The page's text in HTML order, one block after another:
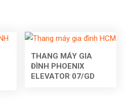
THANG MÁY GIA
ĐÌNH PHOENIX
ELEVATOR 07/GD